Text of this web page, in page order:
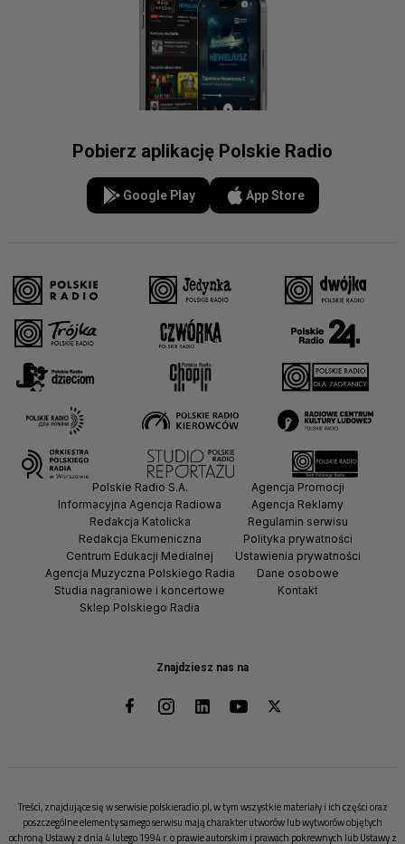
Pobierz aplikację Polskie Radio
Google Play App Store
Znajdziesz nas na
Polskie Radio S.A.
Informacyjna Agencja Radiowa
Redakcja Katolicka
Redakcja Ekumeniczna
Centrum Edukacji Medialnej
Agencja Muzyczna Polskiego Radia
Studia nagraniowe i koncertowe
Sklep Polskiego Radia
Agencja Promocji
Agencja Reklamy
Regulamin serwisu
Polityka prywatności
Ustawienia prywatności
Dane osobowe
Kontakt
Treści, znajdujące się w serwisie polskieradio.pl, w tym wszystkie materiały i ich części oraz
poszczególne elementy samego serwisu mają charakter utworów lub wytworów objętych
ochroną Ustawy z dnia 4 lutego 1994 r. o prawie autorskim i prawach pokrewnych lub Ustawy z